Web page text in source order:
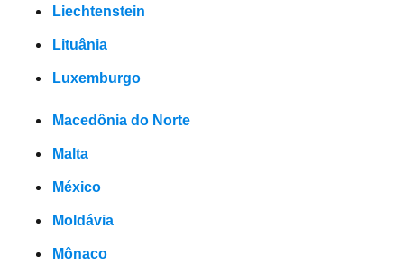
Liechtenstein
Lituânia
Luxemburgo
Macedônia do Norte
Malta
México
Moldávia
Mônaco